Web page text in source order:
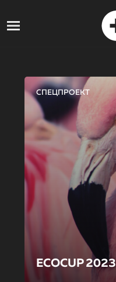
СПЕЦПРОЕКТ
ECOCUP 2023